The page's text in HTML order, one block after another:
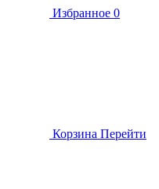
Избранное 0
Корзина Перейти